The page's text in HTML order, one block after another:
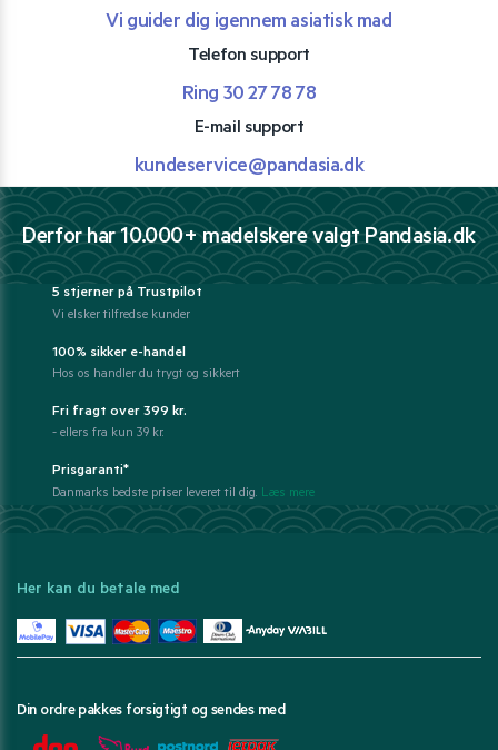
Vi guider dig igennem asiatisk mad
Telefon support
Ring 30 27 78 78
E-mail support
kundeservice@pandasia.dk
Derfor har 10.000+ madelskere valgt Pandasia.dk
5 stjerner på Trustpilot
Vi elsker tilfredse kunder
100% sikker e-handel
Hos os handler du trygt og sikkert
Fri fragt over 399 kr.
- ellers fra kun 39 kr.
Prisgaranti*
Danmarks bedste priser leveret til dig. Læs mere
Her kan du betale med
Din ordre pakkes forsigtigt og sendes med